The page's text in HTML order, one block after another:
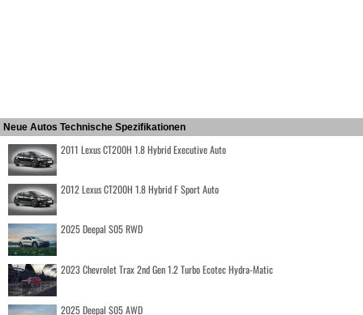
Neue Autos Technische Spezifikationen
2011 Lexus CT200H 1.8 Hybrid Executive Auto
2012 Lexus CT200H 1.8 Hybrid F Sport Auto
2025 Deepal S05 RWD
2023 Chevrolet Trax 2nd Gen 1.2 Turbo Ecotec Hydra-Matic
2025 Deepal S05 AWD